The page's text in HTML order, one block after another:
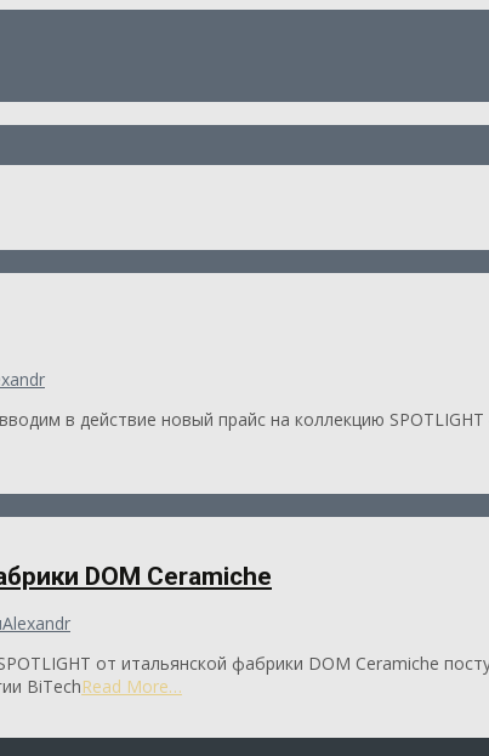
в действие новый прайс на коллекцию
DOM Ceramiche
Alexandr
от итальянской фабрики DOM Ceramiche
BiTechRead More…